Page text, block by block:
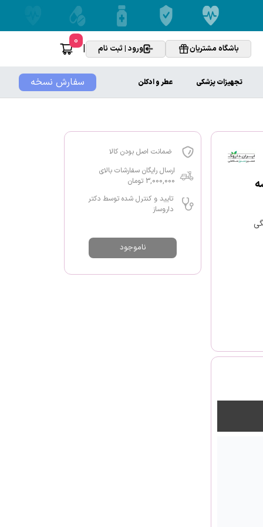
باشگاه مشتریان ورود | ثبت نام |
0
سفارش نسخه تجهیزات پزشکی عطر و ادکلن
ضمانت اصل بودن کالا
ارسال رایگان سفارشات بالای
3,000,000 تومان
تایید و کنترل شده توسط دکتر
داروساز
ناموجود